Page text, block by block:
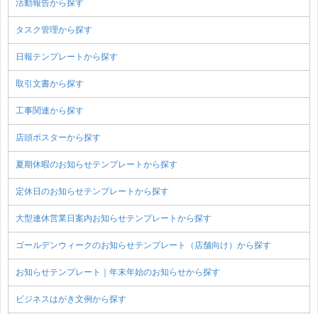
活動報告から探す
タスク管理から探す
日報テンプレートから探す
取引文書から探す
工事関連から探す
店頭ポスターから探す
夏期休暇のお知らせテンプレートから探す
定休日のお知らせテンプレートから探す
大型連休営業日案内お知らせテンプレートから探す
ゴールデンウィークのお知らせテンプレート（店舗向け）から探す
お知らせテンプレート｜年末年始のお知らせから探す
ビジネスはがき文例から探す